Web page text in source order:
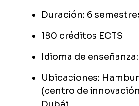
Duración: 6
180 créditos ECTS
Idioma de
Ubicaciones:
(centro de innovación